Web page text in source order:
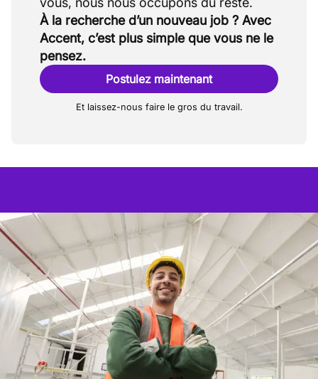
À la recherche d’un nouveau job ? Avec
Accent, c’est plus simple que vous ne le
pensez.
Postulez maintenant
Et laissez-nous faire le gros du travail.